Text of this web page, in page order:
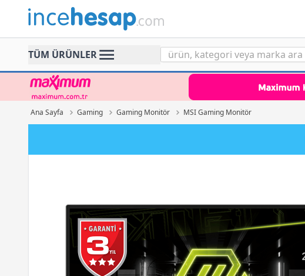
Incehesap
TÜM ÜRÜNLER
Ana Sayfa Gaming Gaming Monitör MSI Gaming Monitör